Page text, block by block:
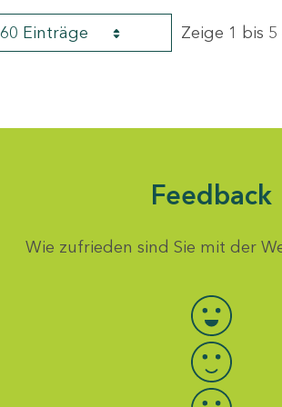
60 Einträge Zeige 1 bis
Feedback
Wie zufrieden sind Sie mit der
Bewertung